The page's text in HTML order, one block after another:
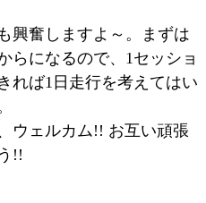
興奮しますよ～。まずは
らになるので、1セッショ
れば1日走行を考えてはい
ウェルカム!! お互い頑張
!!